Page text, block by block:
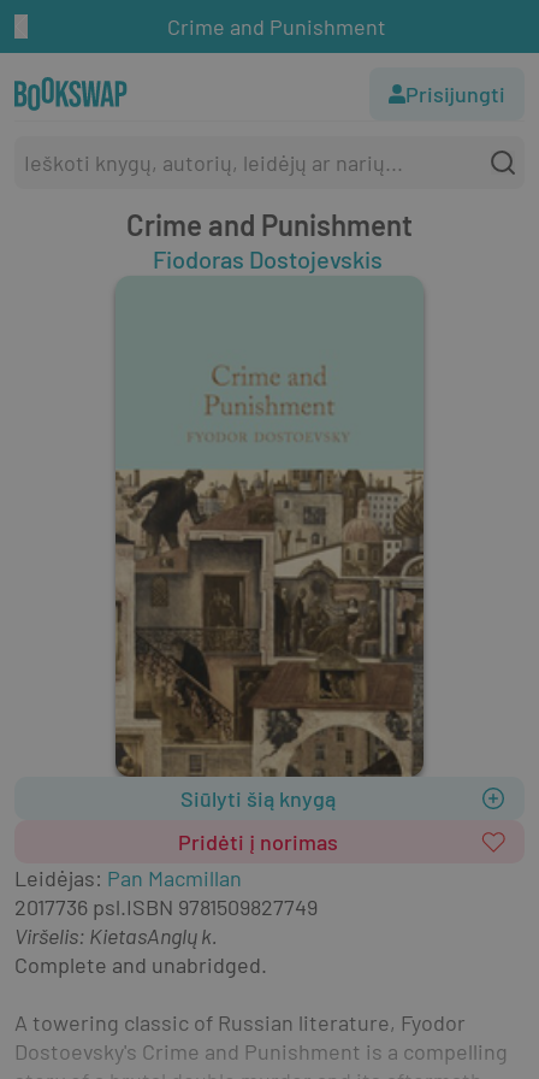
Crime and Punishment
Prisijungti
Crime and Punishment
Fiodoras Dostojevskis
Siūlyti šią knygą
Pridėti į norimas
Leidėjas: Pan Macmillan
2017736 psl.ISBN 9781509827749
Viršelis: KietasAnglų k.
Complete and unabridged.
A towering classic of Russian literature, Fyodor
Dostoevsky's Crime and Punishment is a compelling